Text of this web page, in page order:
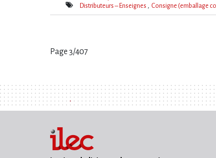
Thèmes(s)
Mot(s)-
Distributeurs – Enseignes Consigne (emballage
Page 3/407